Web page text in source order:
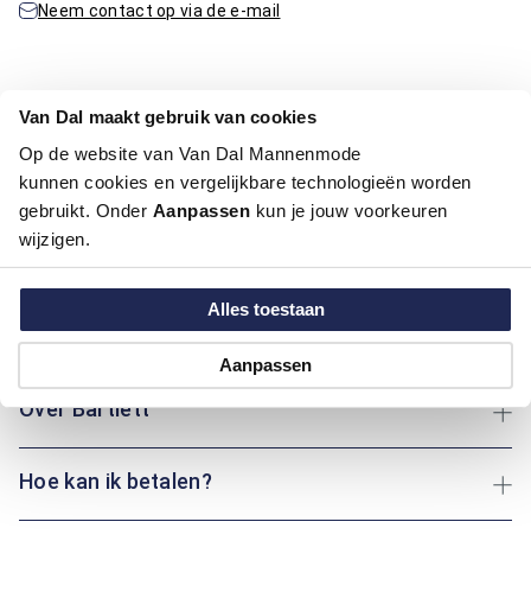
Van Dal maakt gebruik van cookies
Op de website van Van Dal Mannenmode
kunnen cookies en vergelijkbare technologieën worden
gebruikt. Onder Aanpassen kun je jouw voorkeuren
wijzigen.
Alles toestaan
Aanpassen
Neem contact op via de e-mail
Productinformatie
Artikelnummer
Kleur:
Blauw/Navy, Midden Blauw
Materiaal:
100% Katoen
Pasvorm:
Motief:
All over motief
Maatinformatie
Over Bartlett
Hoe kan ik betalen?